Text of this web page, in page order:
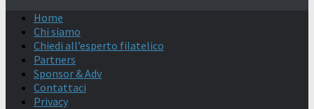
Home
Chi siamo
Chiedi all’esperto filatelico
Partners
Sponsor & Adv
Contattaci
Privacy